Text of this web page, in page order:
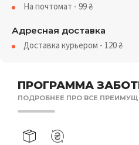
ПРОГРАММА
ПОДРОБНЕЕ ПРО ВСЕ
На почтомат - 99₴
Адресная доставка
Доставка курьером - 120₴